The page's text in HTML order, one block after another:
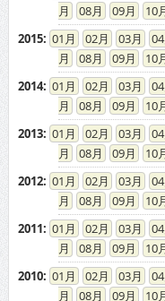
08
09 10
2015: 01 02 03 04
08
09 10
2014: 01 02 03 04
08
09 10
2013: 01 02 03 04
08
09 10
2012: 01 02 03 04
08
09 10
2011: 01 02 03 04
08
09 10
2010: 01 02 03 04
08
09 10